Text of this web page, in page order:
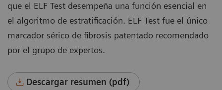
que el ELF Test desempeña una función esencial en
el algoritmo de estratificación. ELF Test fue el único
marcador sérico de fibrosis patentado recomendado
por el grupo de expertos.
Descargar resumen (pdf)